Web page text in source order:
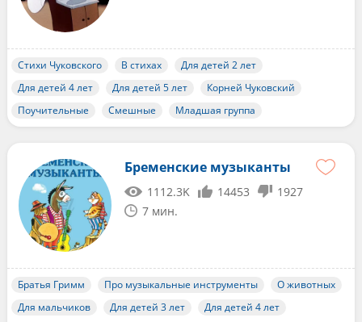
Стихи Чуковского В стихах
Для детей 2 лет
Для детей 4 лет
Для детей 5 лет
Корней Чуковский
Поучительные
Смешные Младшая группа
Бременские музыканты
1112.3K 14453
1927
7 мин.
Братья Гримм Про музыкальные инструменты
О животных
Для мальчиков
Для детей 3 лет
Для детей 4 лет